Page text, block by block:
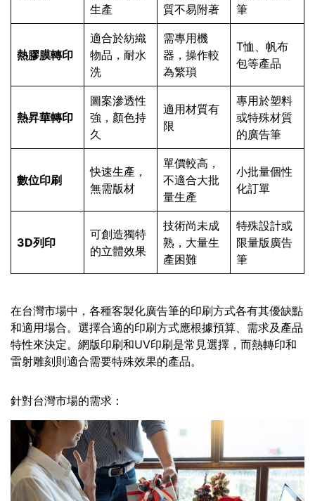
生產
質不易附著
筆
熱膠膜轉印
適合於紡織
物品，耐水
洗
需專用機
器，操作較
為繁瑣
T恤、帆布
包等產品
熱昇華轉印
圖案滲透性
強，顏色持
久
適用材質有
限
專用於塑料
或特殊材質
的廣告筆
數位印刷
快速生產，
無需版材
單價較高，
不適合大批
量生產
小批量個性
化訂單
3D列印
可創造獨特
的立體效果
技術尚未成
熟，大量生
產困難
特殊設計或
限量版廣告
筆
在台灣市場中，各種客製化廣告筆的印刷方式各有其優缺點
和適用場合。選擇合適的印刷方式應根據預算、需求及產品
特性來決定。網版印刷和UV印刷是常見選擇，而熱轉印和
雷射雕刻則適合需要特殊效果的產品。
針對台灣市場的需求：